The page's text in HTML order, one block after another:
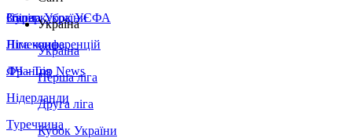
Збірна України
Італія
Німеччина
Франція
Нідерланди
Туреччина
Суперкубок УЄФА
Ліга конференцій
ЛЧ - Top News
Україна
Україна
Перша ліга
Друга ліга
Кубок України